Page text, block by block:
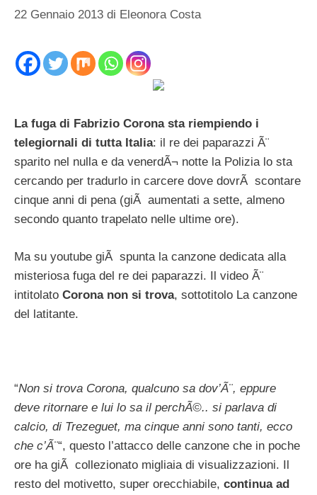
22 Gennaio 2013 di Eleonora Costa
La fuga di Fabrizio Corona sta riempiendo i
telegiornali di tutta Italia: il re dei paparazzi Ã¨
sparito nel nulla e da venerdÃ¬ notte la Polizia lo sta
cercando per tradurlo in carcere dove dovrÃ scontare
cinque anni di pena (giÃ aumentati a sette, almeno
secondo quanto trapelato nelle ultime ore).
Ma su youtube giÃ spunta la canzone dedicata alla
misteriosa fuga del re dei paparazzi. Il video Ã¨
intitolato Corona non si trova, sottotitolo La canzone
del latitante.
“Non si trova Corona, qualcuno sa dov’Ã¨, eppure
deve ritornare e lui lo sa il perchÃ©.. si parlava di
calcio, di Trezeguet, ma cinque anni sono tanti, ecco
che c’Ã¨“, questo l’attacco delle canzone che in poche
ore ha giÃ collezionato migliaia di visualizzazioni. Il
resto del motivetto, super orecchiabile, continua ad